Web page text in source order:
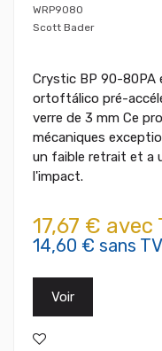
WRP9080
Scott Bader
Crystic BP 90-80PA
ortoftálico pré-
verre de 3 mm Ce
mécaniques
un faible retrait et a
l'impact.
17,67 € avec
14,60 € sans
Voir